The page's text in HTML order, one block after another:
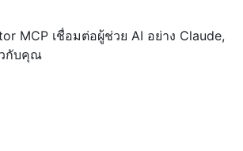
MCP เชื่อมต่อผู้ช่วย AI อย่าง Claude,
วกับคุณ